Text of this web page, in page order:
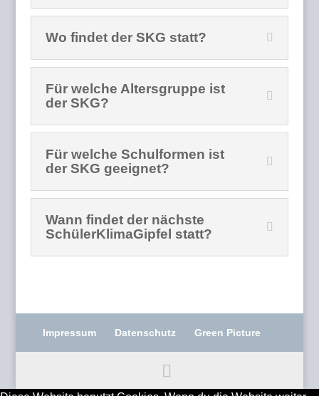
Wo findet der SKG statt?
Für welche Altersgruppe ist
der SKG?
Für welche Schulformen ist
der SKG geeignet?
Wann findet der nächste
SchülerKlimaGipfel statt?
Impressum Datenschutz Green Picture